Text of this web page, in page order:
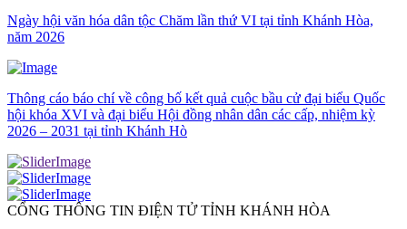
Ngày hội văn hóa dân tộc Chăm lần thứ VI tại tỉnh Khánh Hòa,
năm 2026
Thông cáo báo chí về công bố kết quả cuộc bầu cử đại biểu Quốc
hội khóa XVI và đại biểu Hội đồng nhân dân các cấp, nhiệm kỳ
2026 – 2031 tại tỉnh Khánh Hò
CỔNG THÔNG TIN ĐIỆN TỬ TỈNH KHÁNH HÒA